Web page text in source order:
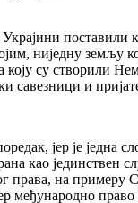
поставили
ниједну земљу
су створили
савезници и
јер је једна
као јединствен
на примеру
међународно